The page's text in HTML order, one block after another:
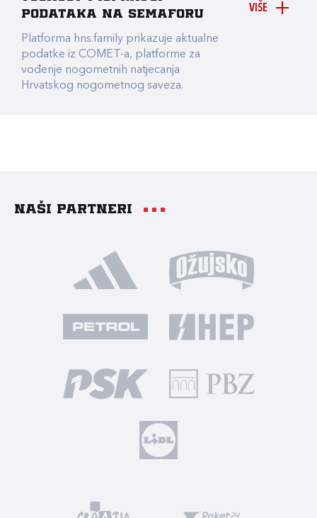
VIŠE
podataka na Semaforu
Platforma hns.family prikazuje aktualne
podatke iz COMET-a, platforme za
vođenje nogometnih natjecanja
Hrvatskog nogometnog saveza.
Naši partneri